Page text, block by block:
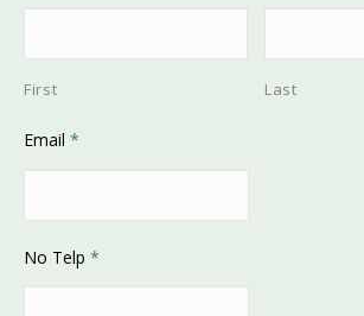
First Last
Email *
No Telp *